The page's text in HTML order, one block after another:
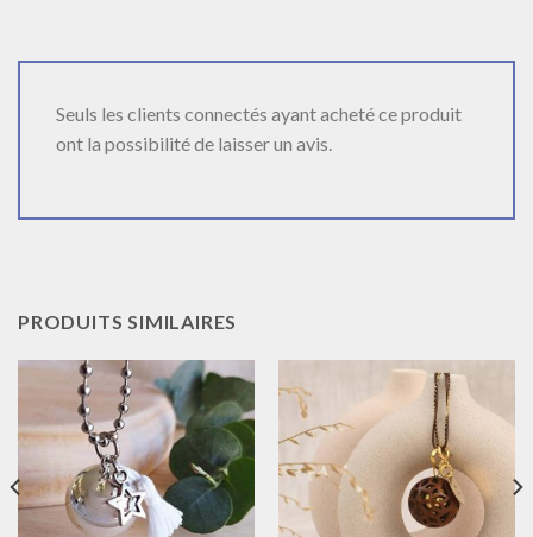
Seuls les clients connectés ayant acheté ce produit
ont la possibilité de laisser un avis.
PRODUITS SIMILAIRES